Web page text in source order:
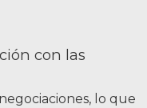
con las
lo que